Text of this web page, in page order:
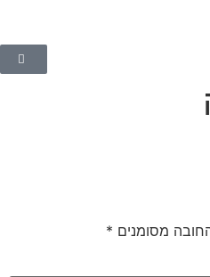
מסומנים*